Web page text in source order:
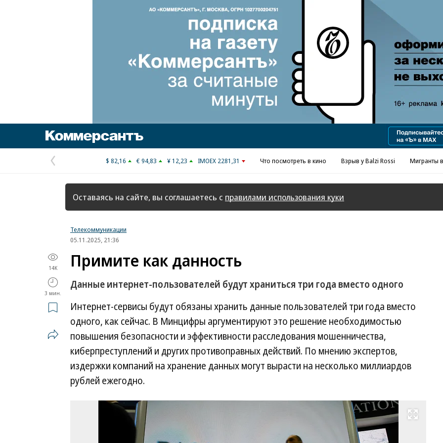
Реклама в «Ъ» www.kommersant.ru/ad
Предыдущая
страница
$ 82,16 € 94,83 ¥ 12,23 IMOEX 2281,31 Что посмотреть в кино Взрыв у Balzi Rossi Мигранты
Оставаясь на сайте, вы соглашаетесь с правилами использования куки
Телекоммуникации
05.11.2025, 21:36
14K
3 мин.
Примите как данность
Данные интернет-пользователей будут храниться три года вместо одного
Интернет-сервисы будут обязаны хранить данные пользователей три года вместо
одного, как сейчас. В Минцифры аргументируют это решение необходимостью
повышения безопасности и эффективности расследования мошенничества,
киберпреступлений и других противоправных действий. По мнению экспертов,
издержки компаний на хранение данных могут вырасти на несколько миллиардов
рублей ежегодно.
Развернуть на весь экран